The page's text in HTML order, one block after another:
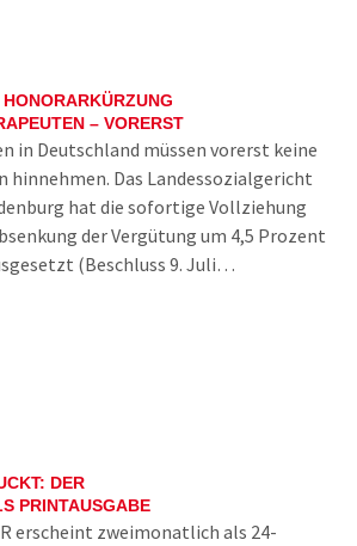
– VORERST
in Deutschland müssen vorerst keine
hinnehmen. Das Landessozialgericht
hat die sofortige Vollziehung
der Vergütung um 4,5 Prozent
(Beschluss 9. Juli…
DER
PRINTAUSGABE
erscheint zweimonatlich als 24-